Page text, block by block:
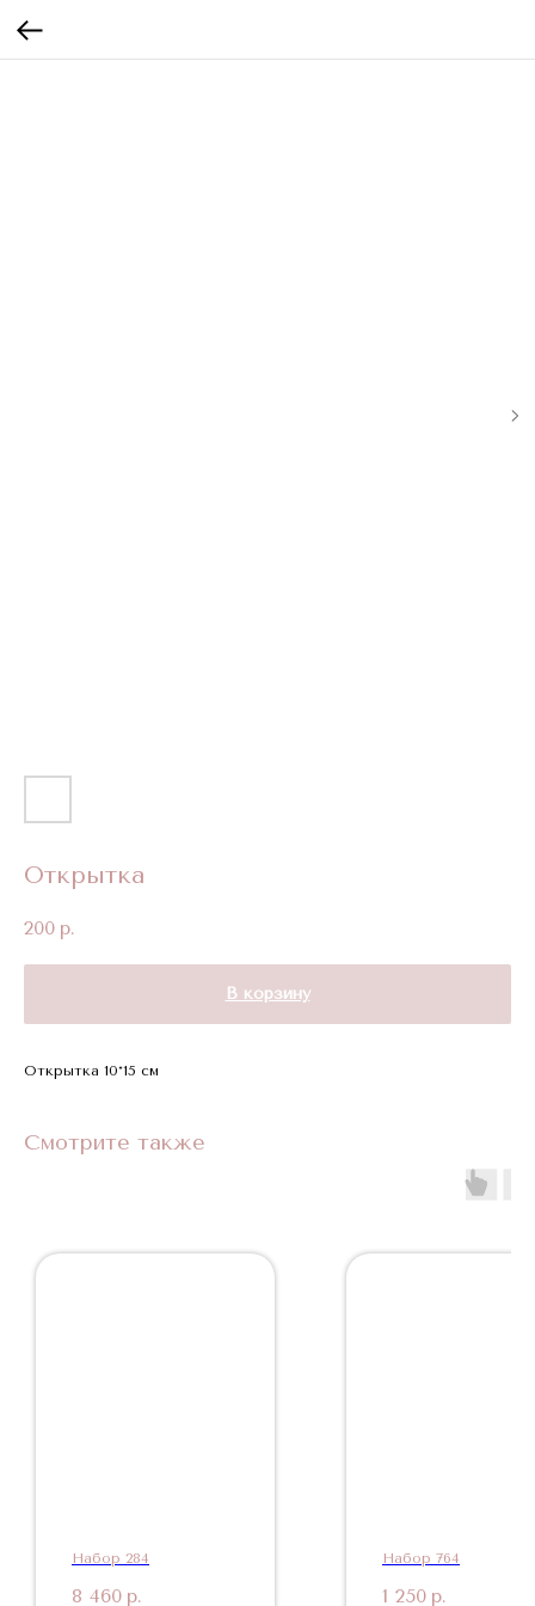
Открытка
200 р.
В корзину
Открытка 10*15 см
Смотрите также
Набор 284
8 460 р.
Набор 764
1 250 р.